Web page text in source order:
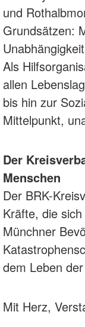
und
Grundsätzen:
Als
allen
bis hin zur
Mittelpunkt,
Der
Menschen
Der BRK-
Kräfte, die
Münchner
dem Leben
Mit Herz,